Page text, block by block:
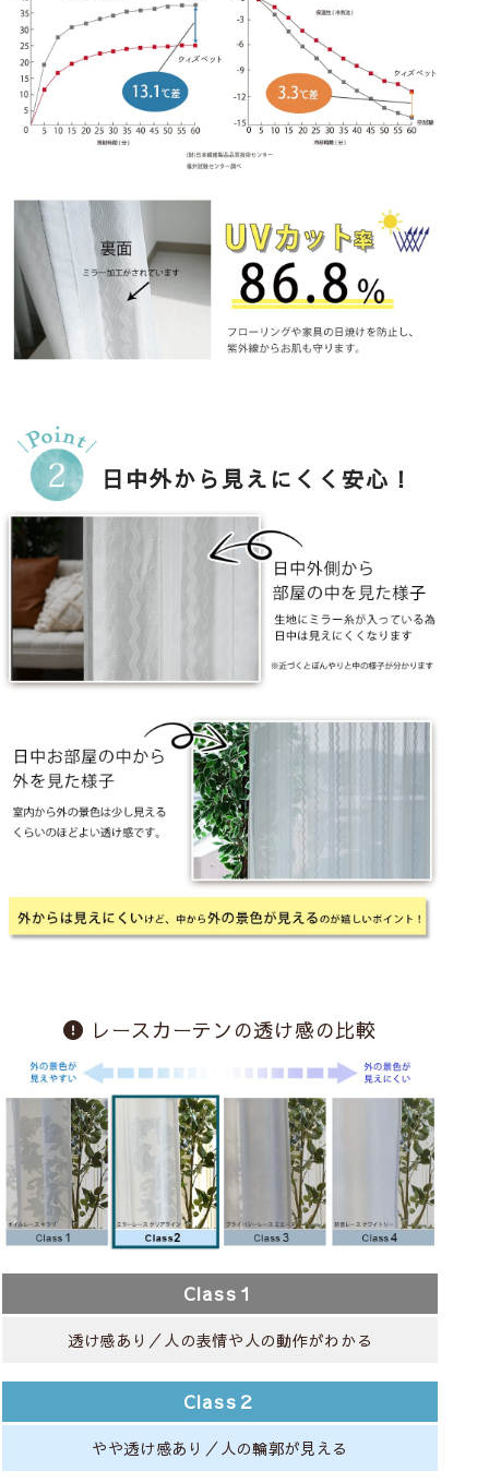
日中外から見えにくく安心！
レースカーテンの透け感の比較
Class１
透け感あり／人の表情や人の動作がわかる
Class２
やや透け感あり／人の輪郭が見える